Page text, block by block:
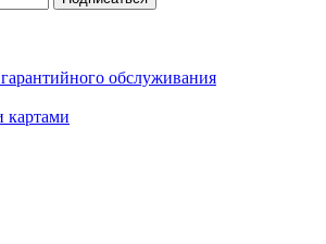
обслуживания
картами